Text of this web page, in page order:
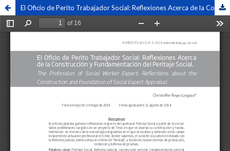
El Oficio de Perito Trabajador Social: Reflexiones Acerca de la Construcción y Fundamentación del Peritaje Social. / The Profession of Social Worker Expert: Reflections about the Construction and Foundation of Social Expert Appraisal.